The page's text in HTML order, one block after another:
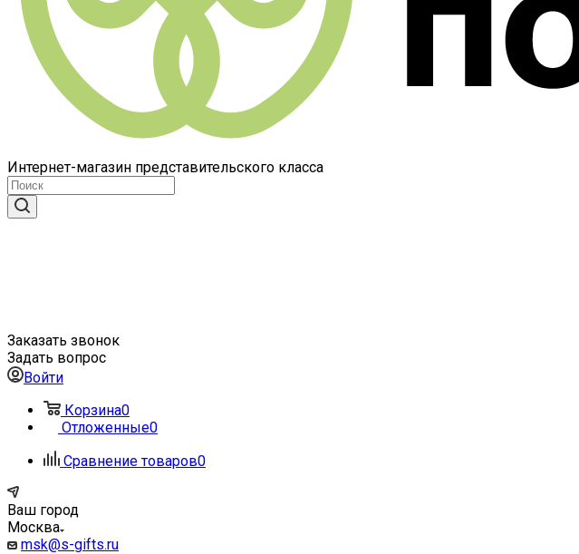
Интернет-магазин представительского класса
Заказать звонок
Задать вопрос
Войти
Корзина0
Отложенные0
Сравнение товаров0
Ваш город
Москва
msk@s-gifts.ru